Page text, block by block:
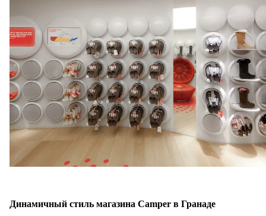
Динамичный стиль магазина Camper в Гранаде